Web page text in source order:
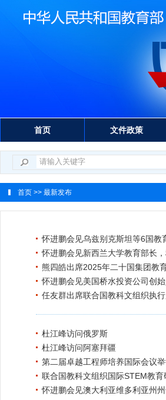
首页 文件政策
首页 >> 最新发布
怀进鹏会见乌兹别克斯坦等6国教
怀进鹏会见新西兰大学教育部长
熊四皓出席2025年二十国集团教
怀进鹏会见美国桥水投资公司创
任友群出席联合国教科文组织执
杜江峰访问俄罗斯
杜江峰访问阿塞拜疆
第二届卓越工程师培养国际会议
联合国教科文组织国际STEM教
怀进鹏会见澳大利亚维多利亚州